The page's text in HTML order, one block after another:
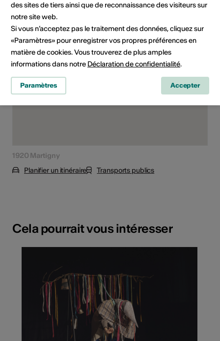
Lieu de l'événement
1920 Martigny
Planifier un itinéraire
Transports publics
Cela pourrait vous intéresser
des sites de tiers ainsi que de reconnaissance des visiteurs sur
notre site web.
Si vous n’acceptez pas le traitement des données, cliquez sur
«Paramètres» pour enregistrer vos propres préférences en
matière de cookies. Vous trouverez de plus amples
informations dans notre Déclaration de confidentialité.
Paramètres Accepter